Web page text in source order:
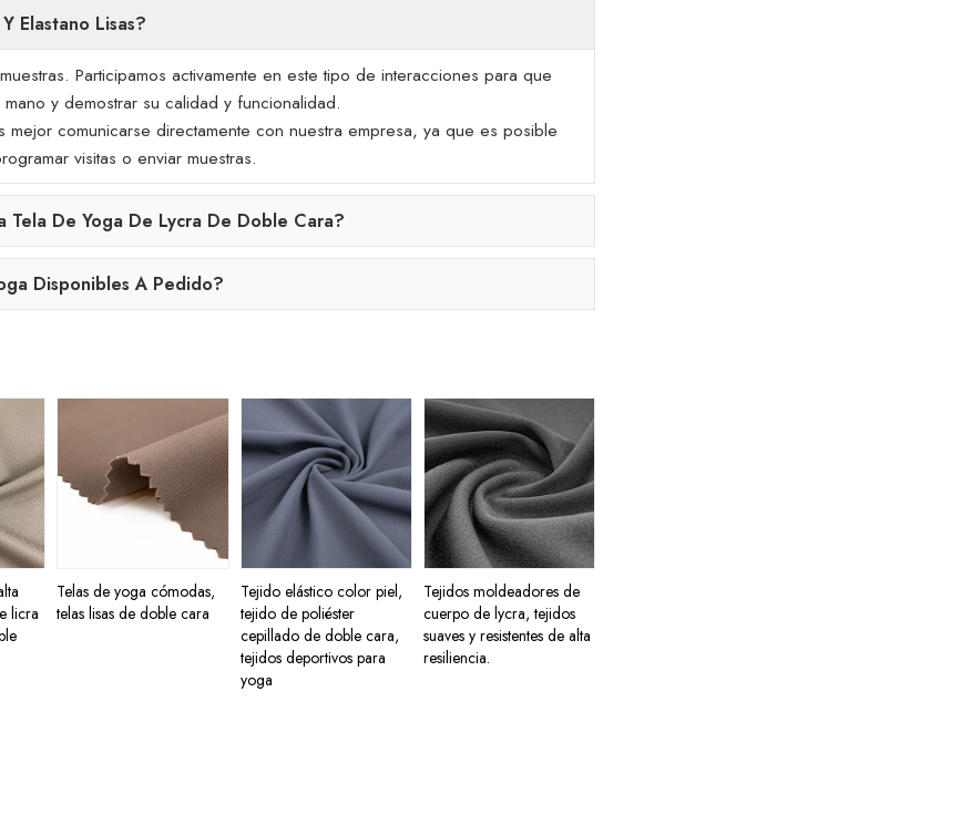
Elastano Lisas?
Participamos activamente en este tipo de interacciones para que
y demostrar su calidad y funcionalidad.
comunicarse directamente con nuestra empresa, ya que es posible
visitas o enviar muestras.
Tela De Yoga De Lycra De Doble Cara?
Disponibles A Pedido?
licra
Telas de yoga cómodas,
telas lisas de doble cara
Tejido elástico color piel,
tejido de poliéster
cepillado de doble cara,
tejidos deportivos para
yoga
Tejidos moldeadores de
cuerpo de lycra, tejidos
suaves y resistentes de alta
resiliencia.